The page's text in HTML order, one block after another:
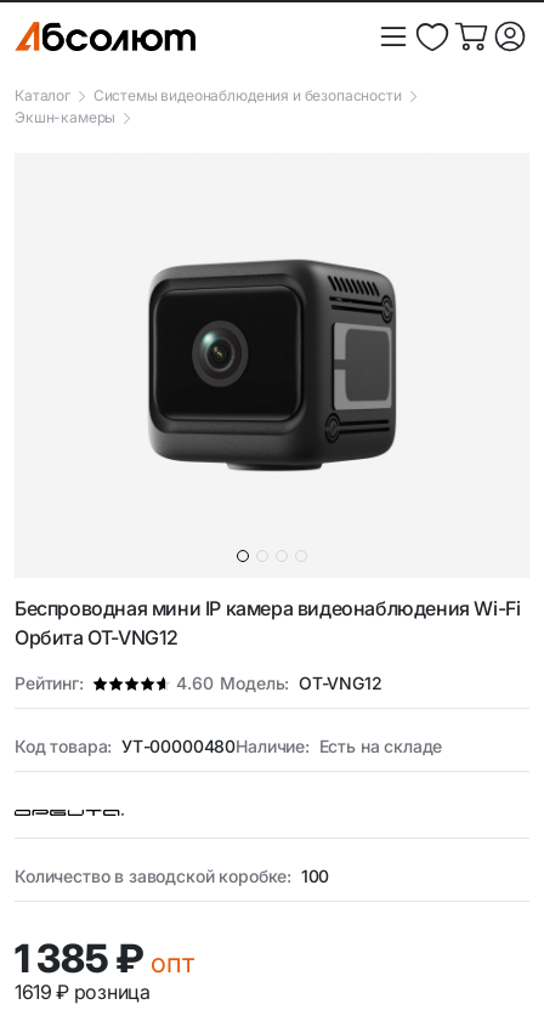
Каталог
Системы видеонаблюдения и безопасности
Экшн-камеры
Беспроводная мини IP камера видеонаблюдения Wi-Fi
Орбита OT-VNG12
Рейтинг: 4.60 Модель: OT-VNG12
Код товара: УТ-00000480Наличие: Есть на складе
Количество в заводской коробке: 100
1 385 ₽ опт
1619 ₽ розница